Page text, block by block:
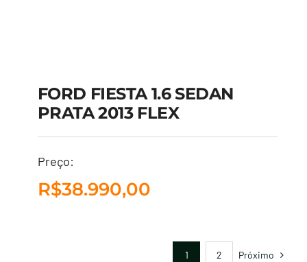
FORD FIESTA 1.6
SEDAN PRATA 2013
FORD FIESTA 1.6 SEDAN
PRATA 2013 FLEX
Preço:
R$38.990,00
1 2 Próximo